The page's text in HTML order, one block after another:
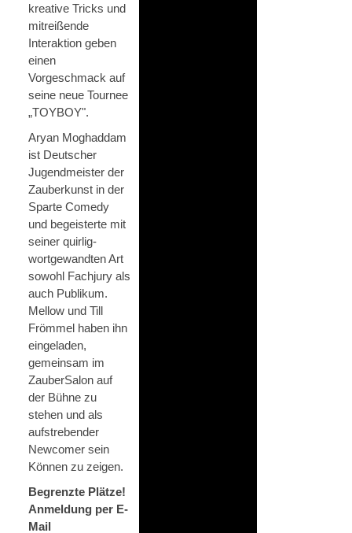
kreative Tricks und
mitreißende
Interaktion geben
einen
Vorgeschmack auf
seine neue Tournee
„TOYBOY".
Aryan Moghaddam
ist Deutscher
Jugendmeister der
Zauberkunst in der
Sparte Comedy
und begeisterte mit
seiner quirlig-
wortgewandten Art
sowohl Fachjury als
auch Publikum.
Mellow und Till
Frömmel haben ihn
eingeladen,
gemeinsam im
ZauberSalon auf
der Bühne zu
stehen und als
aufstrebender
Newcomer sein
Können zu zeigen.
Begrenzte Plätze!
Anmeldung per E-
Mail